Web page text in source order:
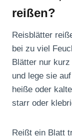
reißen?
Reisblätter
bei zu viel
Blätter nur
und lege sie
heiße oder
starr oder
Reißt ein Blatt